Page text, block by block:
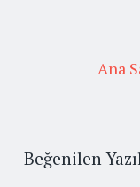
Ana
Beğenilen